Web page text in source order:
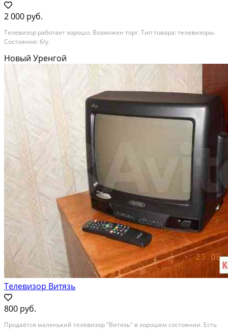
2 000 руб.
Телевизор работает хорошо. Возможен торг. Тип товара: телевизоры.
Состояние: б/у.
Новый Уренгой
Телевизор Витязь
800 руб.
Продаётся маленький телевизор "Витязь" в хорошем состоянии. Есть